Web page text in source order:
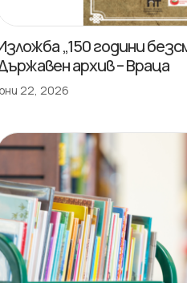
„150 години
архив – Враца
22, 2026